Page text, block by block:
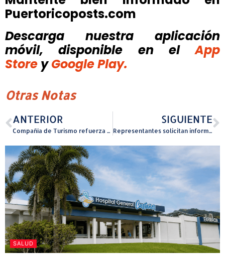
Puertoricoposts.com
Descarga nuestra aplicación
móvil, disponible
en el
App
Store y Google Play.
Otras Notas
ANTERIOR
Compañía de Turismo refuerza esfuerzos de prevención y orientación sobre seguridad en playas y cuerpos de agua
SIGUIENTE
Representantes solicitan información a ACAA y ASC sobre posibles irregularidades en marbetes emitidos en centro de inspección de Yabucoa
SALUD